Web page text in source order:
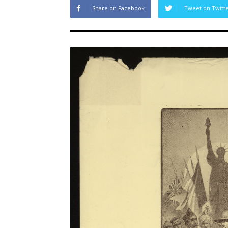
Share on Facebook Tweet on